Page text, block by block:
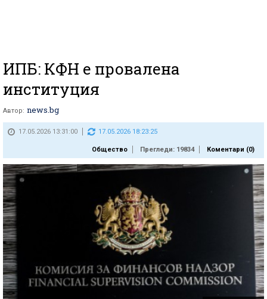
ИПБ: КФН е провалена
институция
Автор: news.bg
17.05.2026 13:31:00 17.05.2026 18:23:25
Общество Прегледи: 19834 Коментари (0)